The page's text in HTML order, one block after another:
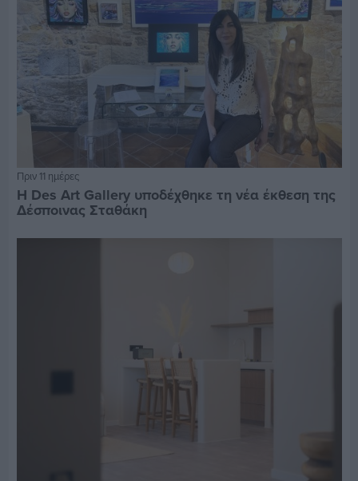
Πριν 11 ημέρες
Η Des Art Gallery υποδέχθηκε τη νέα έκθεση της
Δέσποινας Σταθάκη